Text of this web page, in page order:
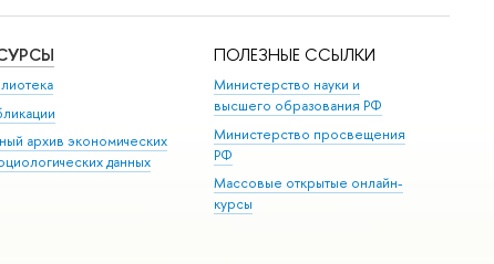
архив экономических
данных
ПОЛЕЗНЫЕ ССЫЛКИ
Министерство науки и
высшего образования РФ
Министерство просвещения
РФ
Массовые открытые онлайн-
курсы